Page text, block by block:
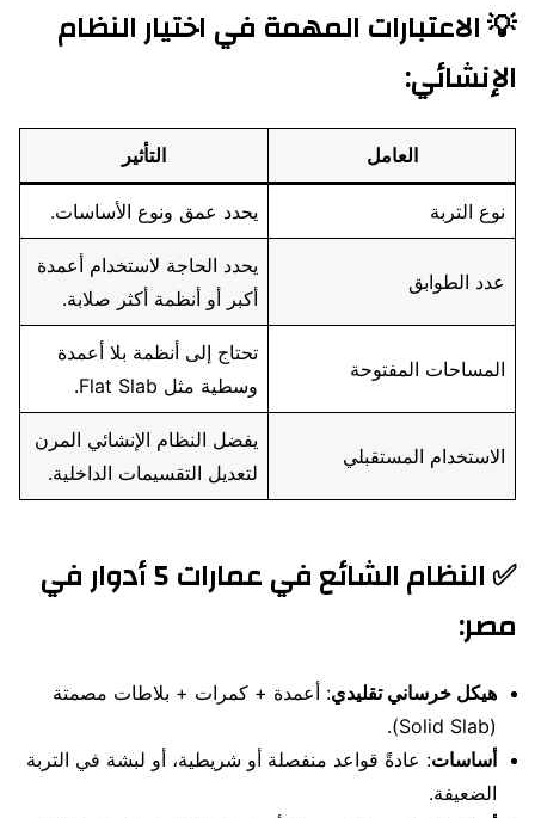
💡 الاعتبارات المهمة في اختيار النظام
الإنشائي:
العامل التأثير
نوع التربة يحدد عمق ونوع الأساسات.
عدد الطوابق
يحدد الحاجة لاستخدام أعمدة
أكبر أو أنظمة أكثر صلابة.
المساحات المفتوحة
تحتاج إلى أنظمة بلا أعمدة
وسطية مثل Flat Slab.
الاستخدام المستقبلي
يفضل النظام الإنشائي المرن
لتعديل التقسيمات الداخلية.
✅ النظام الشائع في عمارات 5 أدوار في
مصر:
هيكل خرساني تقليدي: أعمدة + كمرات + بلاطات مصمتة
(Solid Slab).
أساسات: عادةً قواعد منفصلة أو شريطية، أو لبشة في التربة
الضعيفة.